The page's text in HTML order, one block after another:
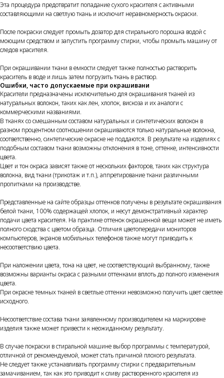
Эта процедура предотвратит попадание сухого красителя с активными
составляющими на светлую ткань и исключит неравномерность окраски.
После покраски следует промыть дозатор для стирального порошка водой с
моющим средством и запустить программу стирки, чтобы промыть машину от
следов красителя.
При окрашивании ткани в емкости следует также полностью растворить
краситель в воде и лишь затем погрузить ткань в раствор.
Ошибки, часто допускаемые при окрашивани
Красители предназначены исключительно для окрашивания тканей из
натуральных волокон, таких как лен, хлопок, вискоза и их аналоги с
коммерческими названиями.
В тканях со смешанным составом натуральных и синтетических волокон в
разном процентном соотношении окрашиваются только натуральные волокна,
соответственно, синтетические окраске не поддаются. В результате на изделиях с
подобным составом ткани возможны отклонения в тоне, оттенке, интенсивности
цвета.
Цвет и тон окраса зависят также от нескольких факторов, таких как структура
волокна, вид ткани (трикотаж и т.п.), аппретирование ткани различными
пропитками на производстве.
Представленные на сайте образцы оттенков получены в результате окрашивания
белой ткани, 100% содержащей хлопок, и несут демонстративный характер
подачи цвета красителя. На практике оттенок окрашенной вещи может не иметь
полного сходства с цветом образца. Отличия цветопередачи мониторов
компьютеров, экранов мобильных телефонов также могут приводить к
несоответствию цвета.
При наложении цвета, тона на цвет, не соответствующий выбранному, также
возможны варианты окраса с разными оттенками вплоть до полного изменения
цвета.
При окраске темных тканей в светлые оттенки невозможно получить цвет светлее
исходного.
Несоответствие состава ткани заявленному производителем на маркировке
изделия также может привести к неожиданному результату.
В случае покраски в стиральной машине выбор программы с температурой,
отличной от рекомендуемой, может стать причиной плохого результата.
Не следует также устанавливать программу стирки с предварительным
замачиванием, так как это приводит к сливу растворенного красителя из